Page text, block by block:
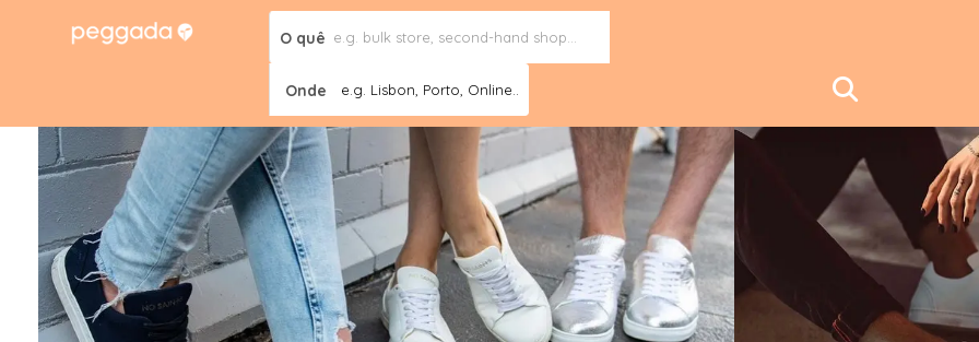
O quê
Onde e.g. Lisbon, Porto, Online..